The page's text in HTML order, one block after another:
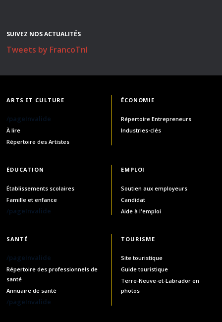
SUIVEZ NOS ACTUALITÉS
Tweets by FrancoTnl
ARTS ET CULTURE
/pageInvalide
À lire
Répertoire des Artistes
ÉCONOMIE
Répertoire Entrepreneurs
Industries-clés
ÉDUCATION
Établissements scolaires
Famille et enfance
/pageInvalide
EMPLOI
Soutien aux employeurs
Candidat
Aide à l'emploi
SANTÉ
/pageInvalide
Répertoire des professionnels de
santé
Annuaire de santé
/pageInvalide
TOURISME
Site touristique
Guide touristique
Terre-Neuve-et-Labrador en
photos